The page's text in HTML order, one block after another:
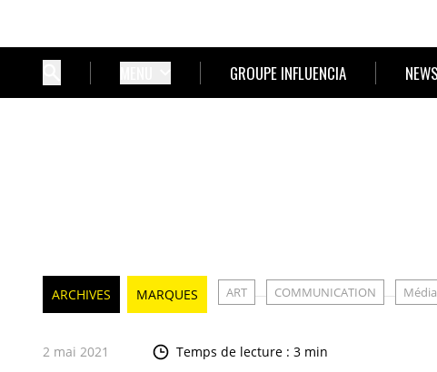
GROUPE INFLUENCIA
ARCHIVES MARQUES ART COMMUNICATION Média
2 mai 2021 Temps de lecture : 3 min